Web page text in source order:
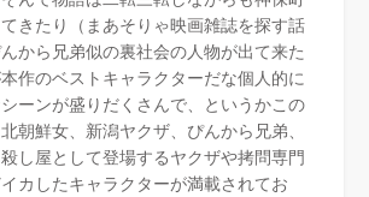
きたり（まあそりゃ映画雑誌を探す話
から兄弟似の裏社会の人物が出て来た
作のベストキャラクターだな個人的に
ーンが盛りだくさんで、というかこの
朝鮮女、新潟ヤクザ、ぴんから兄弟、
し屋として登場するヤクザや拷問専門
カしたキャラクターが満載されてお